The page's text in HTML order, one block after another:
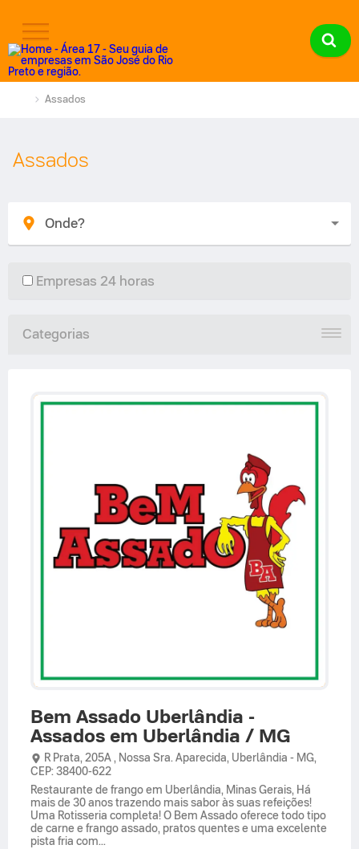
Assados
Assados
Empresas 24 horas
Categorias
Bem Assado Uberlândia -
Assados em Uberlândia / MG
R Prata, 205A , Nossa Sra. Aparecida, Uberlândia - MG,
CEP: 38400-622
Restaurante de frango em Uberlândia, Minas Gerais, Há
mais de 30 anos trazendo mais sabor às suas refeições!
Uma Rotisseria completa! O Bem Assado oferece todo tipo
de carne e frango assado, pratos quentes e uma excelente
pista fria com...